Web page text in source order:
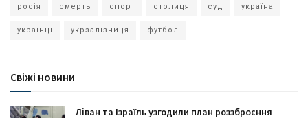
росія смерть спорт столиця суд україна
українці укрзалізниця футбол
Свіжі новини
Ліван та Ізраїль узгодили план роззброєння